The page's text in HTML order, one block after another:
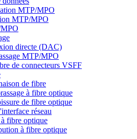
MTP/MPO
MTP/MPO
directe (DAC)
MTP/MPO
de connecteurs VSFF
de fibre
à fibre optique
de fibre optique
réseau
fibre optique
à fibre optique